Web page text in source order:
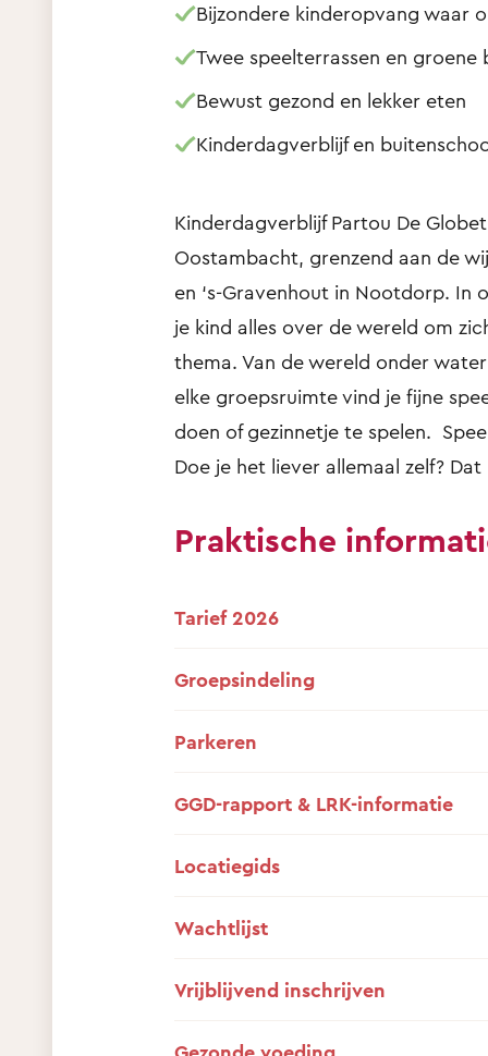
Bijzondere kinderopvang waar
Twee speelterrassen en groene
Bewust gezond en lekker eten
Kinderdagverblijf en
Kinderdagverblijf Partou De
Oostambacht, grenzend aan de
en ‘s-Gravenhout in Nootdorp. In
je kind alles over de wereld om
thema. Van de wereld onder
elke groepsruimte vind je fijne
doen of gezinnetje te spelen.
Doe je het liever allemaal zelf?
Praktische
Tarief 2026
Groepsindeling
Parkeren
GGD-rapport & LRK-informatie
Locatiegids
Wachtlijst
Vrijblijvend inschrijven